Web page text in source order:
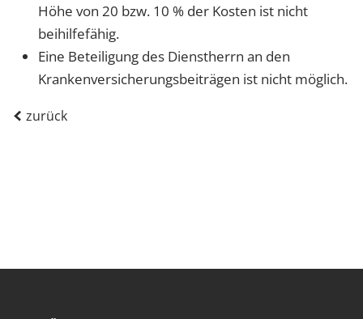
Höhe von 20 bzw. 10 % der Kosten ist nicht
beihilfefähig.
Eine Beteiligung des Dienstherrn an den
Krankenversicherungsbeiträgen ist nicht möglich.
zurück